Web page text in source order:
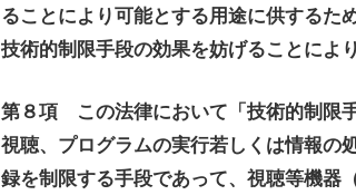
ることにより可能とする用途に供するた
技術的制限手段の効果を妨げることによ
第８項 この法律において「技術的制限
視聴、プログラムの実行若しくは情報の
録を制限する手段であって、視聴等機器